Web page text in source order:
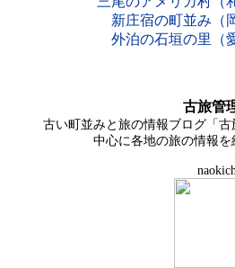
新庄宿の町並み（
外泊の石垣の里（
古旅管
古い町並みと旅の情報ブログ「
中心に各地の旅の情報を